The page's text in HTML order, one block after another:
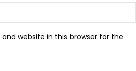
website in this browser for the